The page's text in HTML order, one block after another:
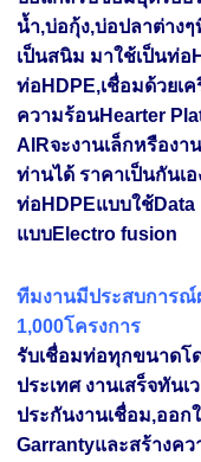
น้ำ,บ่อกุ้ง,บ่อปลาต่าง
เป็นสนิม มาใช้เป็นท่อ
ท่อHDPE,เชื่อมด้วยเ
ความร้อนHearter
AIRจะงานเล็กหรืองา
ท่านได้ ราคาเป็นกันเ
ท่อHDPEแบบใช้
แบบElectro fusion
ทีมงานมีประสบการณ์
1,000โครงการ
รับเชื่อมท่อทุกขนาดโ
ประเทศ งานเสร็จทัน
ประกันงานเชื่อม,ออก
Garrantyและสร้างค